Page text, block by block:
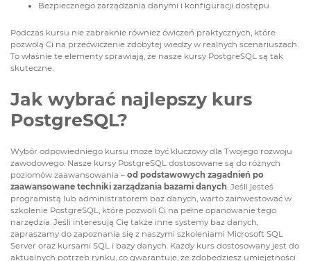
Bezpiecznego zarządzania danymi i konfiguracji dostępu
Podczas kursu nie zabraknie również ćwiczeń praktycznych, które
pozwolą Ci na przećwiczenie zdobytej wiedzy w realnych scenariuszach.
To właśnie te elementy sprawiają, że nasze kursy PostgreSQL są tak
skuteczne.
Jak wybrać najlepszy kurs
PostgreSQL?
Wybór odpowiedniego kursu może być kluczowy dla Twojego rozwoju
zawodowego. Nasze kursy PostgreSQL dostosowane są do różnych
poziomów zaawansowania – od podstawowych zagadnień po
zaawansowane techniki zarządzania bazami danych. Jeśli jesteś
programistą lub administratorem baz danych, warto zainwestować w
szkolenie PostgreSQL, które pozwoli Ci na pełne opanowanie tego
narzędzia. Jeśli interesują Cię także inne systemy baz danych,
zapraszamy do zapoznania się z naszymi szkoleniami Microsoft SQL
Server oraz kursami SQL i bazy danych. Każdy kurs dostosowany jest do
aktualnych potrzeb rynku, co gwarantuje, że zdobędziesz umiejętności